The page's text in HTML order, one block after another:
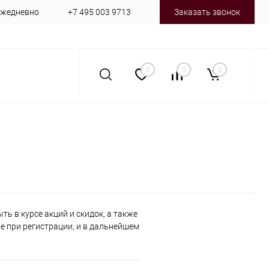
+7 495 003 9713 Заказать звонок
0 0 0
в курсе акций и скидок, а также
при регистрации, и в дальнейшем